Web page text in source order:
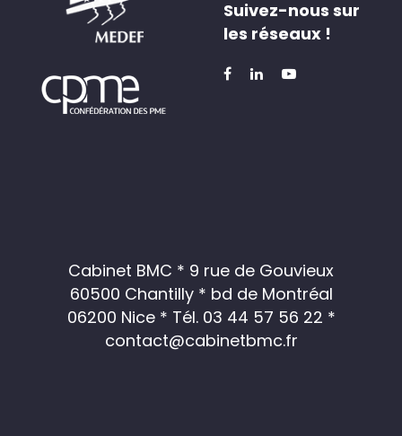
Suivez-nous sur
les réseaux !
Cabinet BMC * 9 rue de Gouvieux
60500 Chantilly * bd de Montréal
06200 Nice * Tél. 03 44 57 56 22 *
contact@cabinetbmc.fr